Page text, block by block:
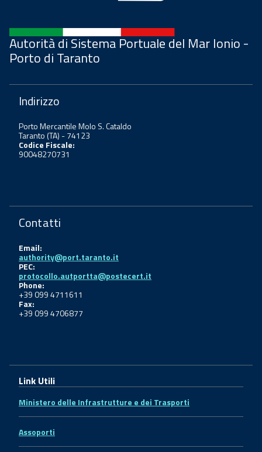
Autorità di Sistema Portuale del Mar Ionio -
Porto di Taranto
Indirizzo
Porto Mercantile Molo S. Cataldo
Taranto (TA) - 74123
Codice Fiscale:
90048270731
Contatti
Email:
authority@port.taranto.it
PEC:
protocollo.autportta@postecert.it
Phone:
+39 099 4711611
Fax:
+39 099 4706877
Link Utili
Ministero delle Infrastrutture e dei Trasporti
Assoporti